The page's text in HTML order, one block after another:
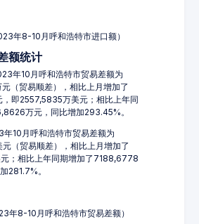
年8-10月呼和浩特市进口额）
额统计
年10月呼和浩特市贸易差额为
（贸易顺差），相比上月增加了
，即2557,5835万美元；相比上年同
万元，同比增加293.45%。
10月呼和浩特市贸易差额为
（贸易顺差），相比上月增加了
；相比上年同期增加了7188,6778
281.7%。
年8-10月呼和浩特市贸易差额）